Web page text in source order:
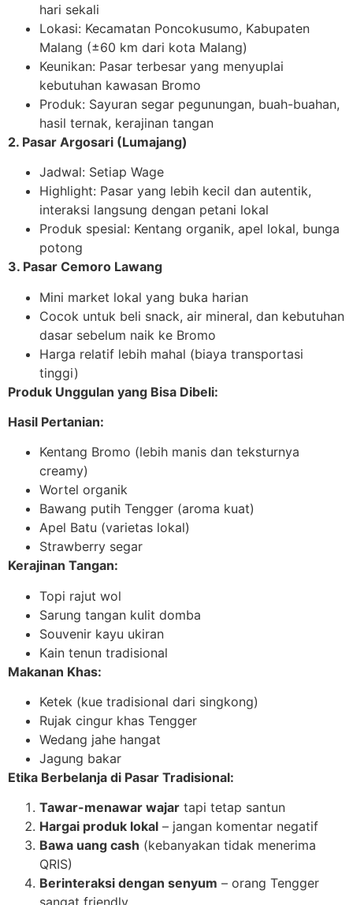
hari sekali
Lokasi: Kecamatan Poncokusumo, Kabupaten
Malang (±60 km dari kota Malang)
Keunikan: Pasar terbesar yang menyuplai
kebutuhan kawasan Bromo
Produk: Sayuran segar pegunungan, buah-buahan,
hasil ternak, kerajinan tangan
2. Pasar Argosari (Lumajang)
Jadwal: Setiap Wage
Highlight: Pasar yang lebih kecil dan autentik,
interaksi langsung dengan petani lokal
Produk spesial: Kentang organik, apel lokal, bunga
potong
3. Pasar Cemoro Lawang
Mini market lokal yang buka harian
Cocok untuk beli snack, air mineral, dan kebutuhan
dasar sebelum naik ke Bromo
Harga relatif lebih mahal (biaya transportasi
tinggi)
Produk Unggulan yang Bisa Dibeli:
Hasil Pertanian:
Kentang Bromo (lebih manis dan teksturnya
creamy)
Wortel organik
Bawang putih Tengger (aroma kuat)
Apel Batu (varietas lokal)
Strawberry segar
Kerajinan Tangan:
Topi rajut wol
Sarung tangan kulit domba
Souvenir kayu ukiran
Kain tenun tradisional
Makanan Khas:
Ketek (kue tradisional dari singkong)
Rujak cingur khas Tengger
Wedang jahe hangat
Jagung bakar
Etika Berbelanja di Pasar Tradisional:
Tawar-menawar wajar tapi tetap santun
Hargai produk lokal – jangan komentar negatif
Bawa uang cash (kebanyakan tidak menerima
QRIS)
Berinteraksi dengan senyum – orang Tengger